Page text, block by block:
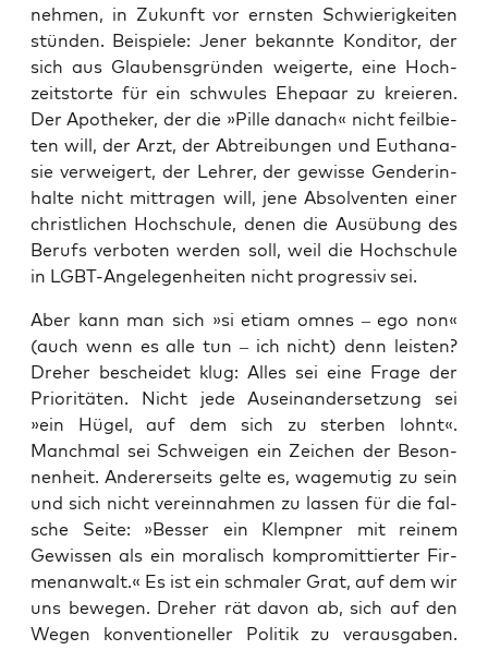
neh­men, in Zukunft vor erns­ten Schwie­rig­kei­ten
stün­den. Bei­spie­le: Jener bekann­te Kon­di­tor, der
sich aus Glau­bens­grün­den wei­ger­te, eine Hoch­
zeits­tor­te für ein schwu­les Ehe­paar zu kre­ieren.
Der Apo­the­ker, der die »Pil­le danach« nicht feil­bie­
ten will, der Arzt, der Abtrei­bun­gen und Eutha­na­
sie ver­wei­gert, der Leh­rer, der gewis­se Gen­der­in­
hal­te nicht mit­tra­gen will, jene Absol­ven­ten einer
christ­li­chen Hoch­schu­le, denen die Aus­übung des
Berufs ver­bo­ten wer­den soll, weil die Hoch­schu­le
in LGBT-Ange­le­gen­hei­ten nicht pro­gres­siv sei.
Aber kann man sich »si eti­am omnes – ego non«
(auch wenn es alle tun – ich nicht) denn leis­ten?
Dre­her beschei­det klug: Alles sei eine Fra­ge der
Prio­ri­tä­ten. Nicht jede Aus­ein­an­der­set­zung sei
»ein Hügel, auf dem sich zu ster­ben lohnt«.
Manch­mal sei Schwei­gen ein Zei­chen der Beson­
nen­heit. Ande­rer­seits gel­te es, wage­mu­tig zu sein
und sich nicht ver­ein­nah­men zu las­sen für die fal­
sche Sei­te: »Bes­ser ein Klemp­ner mit rei­nem
Gewis­sen als ein mora­lisch kom­pro­mit­tier­ter Fir­
men­an­walt.« Es ist ein schma­ler Grat, auf dem wir
uns bewe­gen. Dre­her rät davon ab, sich auf den
Wegen kon­ven­tio­nel­ler Poli­tik zu ver­aus­ga­ben.